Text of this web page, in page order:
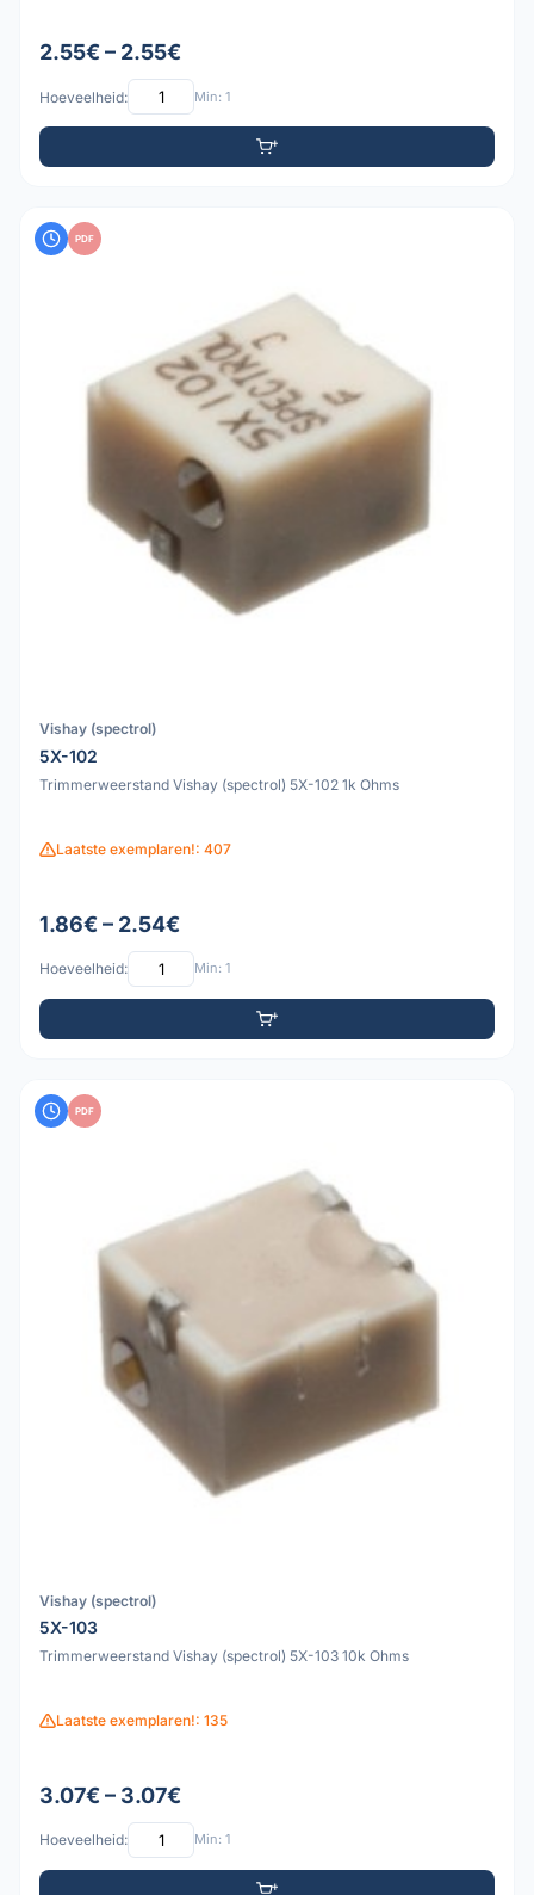
2.55€ – 2.55€
Hoeveelheid: Min: 1
PDF
Vishay (spectrol)
5X-102
Trimmerweerstand Vishay (spectrol) 5X-102 1k Ohms
Laatste exemplaren!: 407
1.86€ – 2.54€
Hoeveelheid: Min: 1
PDF
Vishay (spectrol)
5X-103
Trimmerweerstand Vishay (spectrol) 5X-103 10k Ohms
Laatste exemplaren!: 135
3.07€ – 3.07€
Hoeveelheid: Min: 1